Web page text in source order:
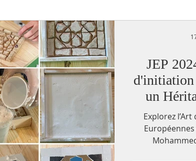
JEP
d'initiation
un
Explorez l’Art